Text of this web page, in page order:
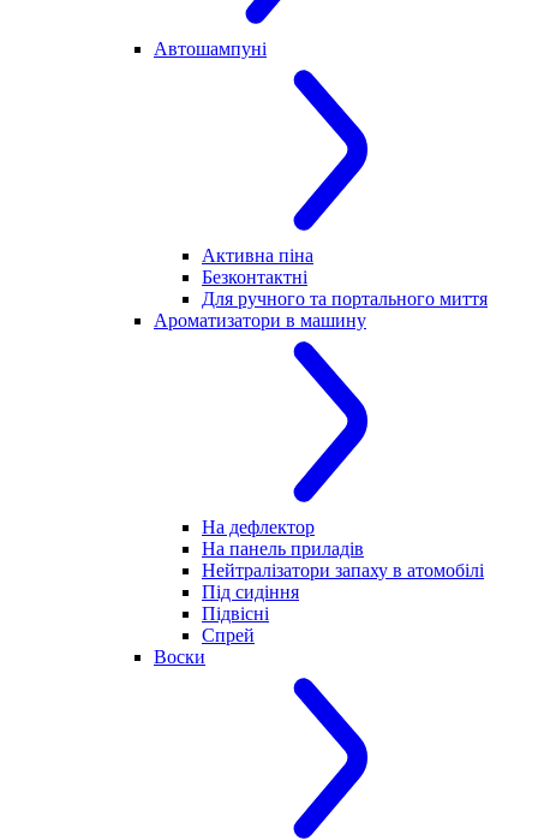
Автошампуні
Активна піна
Безконтактні
Для ручного та портального миття
Ароматизатори в машину
На дефлектор
На панель приладів
Нейтралізатори запаху в атомобілі
Під сидіння
Підвісні
Спрей
Воски